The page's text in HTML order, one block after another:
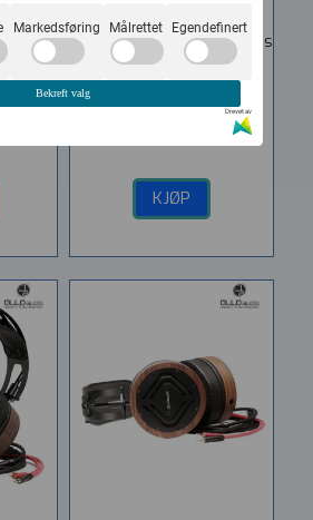
Pro,
FLAT OUT OF THE BOX... ...is
the phrase reviewers
coined for the S4X. Their
neutral...
KJØP
Markedsføring Målrettet Egendefinert
Bekreft valg
Drevet av